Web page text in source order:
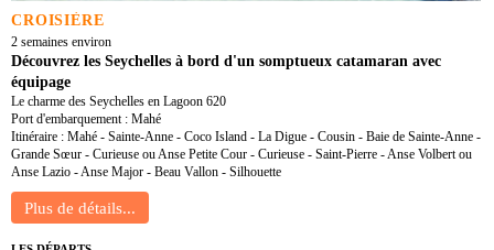
CROISIÈRE
2 semaines environ
Découvrez les Seychelles à bord d'un somptueux catamaran avec
équipage
Le charme des Seychelles en Lagoon 620
Port d'embarquement : Mahé
Itinéraire : Mahé - Sainte-Anne - Coco Island - La Digue - Cousin - Baie de Sainte-Anne -
Grande Sœur - Curieuse ou Anse Petite Cour - Curieuse - Saint-Pierre - Anse Volbert ou
Anse Lazio - Anse Major - Beau Vallon - Silhouette